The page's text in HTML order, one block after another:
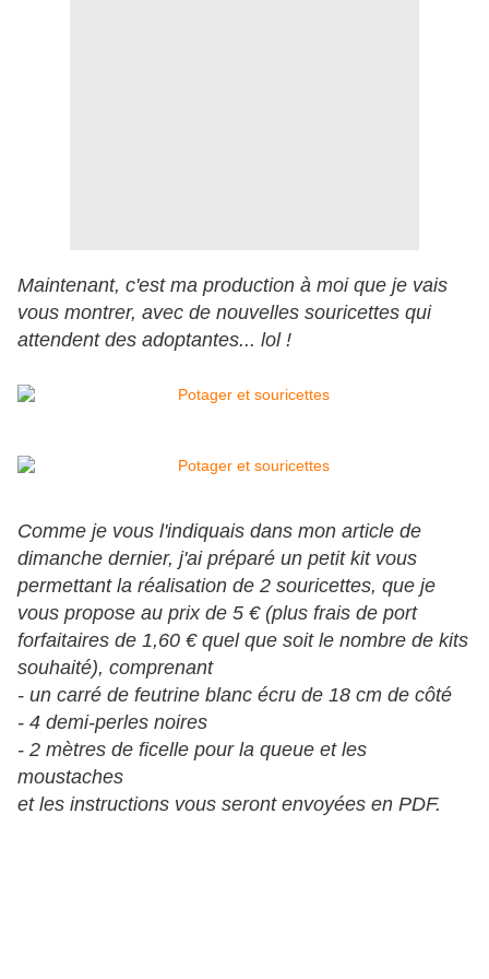
Maintenant, c'est ma production à moi que je vais
vous montrer, avec de nouvelles souricettes qui
attendent des adoptantes... lol !
Comme je vous l'indiquais dans mon article de
dimanche dernier, j'ai préparé un petit kit vous
permettant la réalisation de 2 souricettes, que je
vous propose au prix de 5 € (plus frais de port
forfaitaires de 1,60 € quel que soit le nombre de kits
souhaité), comprenant
- un carré de feutrine blanc écru de 18 cm de côté
- 4 demi-perles noires
- 2 mètres de ficelle pour la queue et les
moustaches
et les instructions vous seront envoyées en PDF.